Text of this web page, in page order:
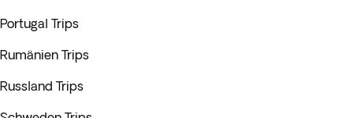
Portugal Trips
Rumänien Trips
Russland Trips